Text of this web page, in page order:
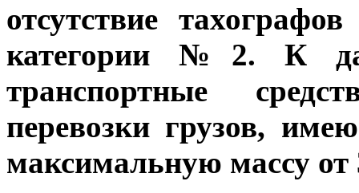
отсутствие
категории №2. К
транспортные
перевозки грузов,
максимальную массу от